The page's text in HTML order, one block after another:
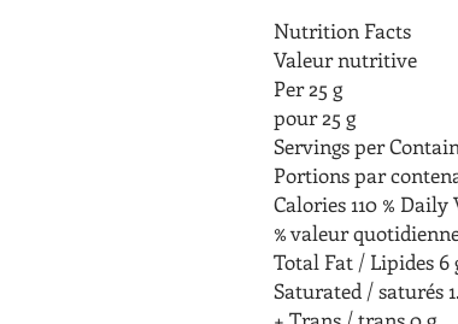
Nutrition Facts
Valeur nutritive
Per 25 g
pour 25 g
Servings per
Portions par
Calories 110 % Daily
% valeur
Total Fat / Lipides 6
Saturated / saturés